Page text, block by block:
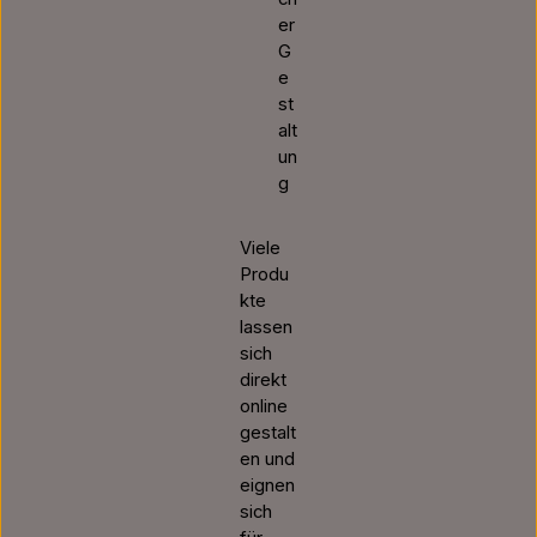
er
G
e
st
alt
un
g
Viele
Produ
kte
lassen
sich
direkt
online
gestalt
en und
eignen
sich